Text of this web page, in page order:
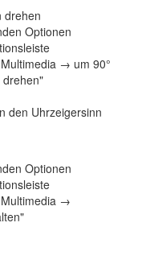
drehen
Optionen
→ um 90°
drehen"
den Uhrzeigersinn
Optionen
→